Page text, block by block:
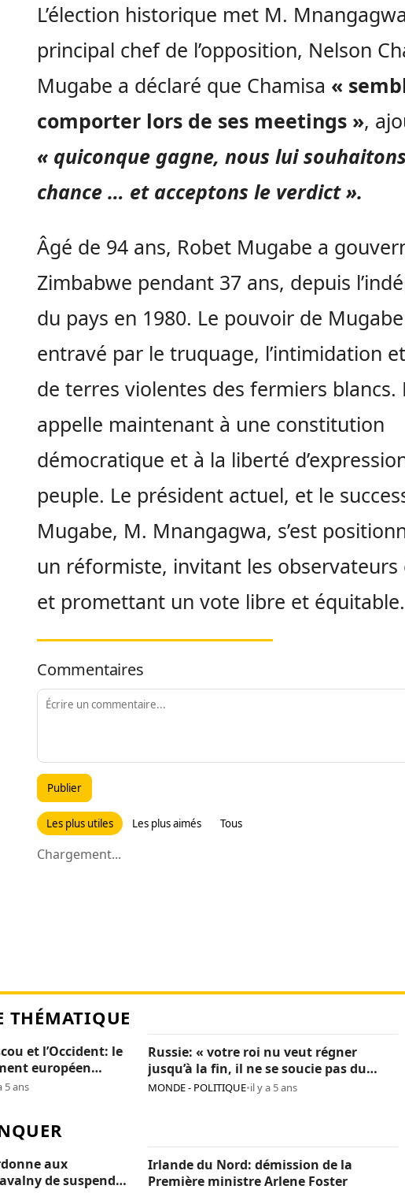
L’élection historique met M.
principal chef de l’opposition, Nelson
Mugabe a déclaré que Chamisa «
comporter lors de ses meetings »,
« quiconque gagne, nous lui
chance … et acceptons le verdict ».
Âgé de 94 ans, Robet Mugabe a
Zimbabwe pendant 37 ans, depuis
du pays en 1980. Le pouvoir de
entravé par le truquage, l’intimidation
de terres violentes des fermiers blancs.
appelle maintenant à une constitution
démocratique et à la liberté
peuple. Le président actuel, et le
Mugabe, M. Mnangagwa, s’est
un réformiste, invitant les observateurs
et promettant un vote libre et équitable.
Commentaires
Publier
Les plus utiles Les plus aimés Tous
Chargement...
THÉMATIQUE
et l’Occident: le
européen
Russie
5 ans
Russie: « votre roi nu veut régner
jusqu’à la fin, il ne se soucie pas du
pays », Navalny critique encore Poutine
MONDE - POLITIQUE•il y a 5 ans
aux
de suspendre
Irlande du Nord: démission de la
Première ministre Arlene Foster